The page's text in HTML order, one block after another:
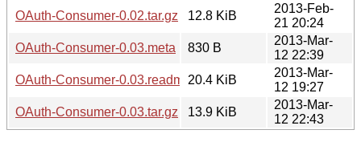
OAuth-Consumer-0.02.tar.gz
12.8 KiB
2013-Feb-
21 20:24
OAuth-Consumer-0.03.meta
830 B
2013-Mar-
12 22:39
OAuth-Consumer-0.03.readme20.4 KiB
2013-Mar-
12 19:27
OAuth-Consumer-0.03.tar.gz
13.9 KiB
2013-Mar-
12 22:43